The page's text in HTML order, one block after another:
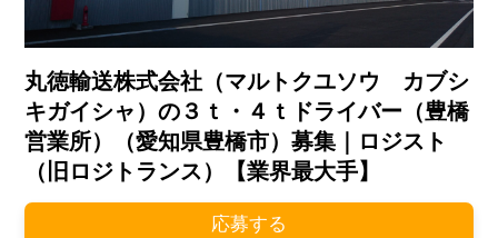
丸徳輸送株式会社（マルトクユソウ カブシ
キガイシャ）の３ｔ・４ｔドライバー（豊橋
営業所）（愛知県豊橋市）募集｜ロジスト
（旧ロジトランス）【業界最大手】
応募する